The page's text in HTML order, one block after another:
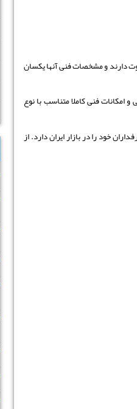
دارند و مشخصات فنی آنها یکسان
فنی کاملا متناسب با نوع
خود را در بازار ایران دارد. از